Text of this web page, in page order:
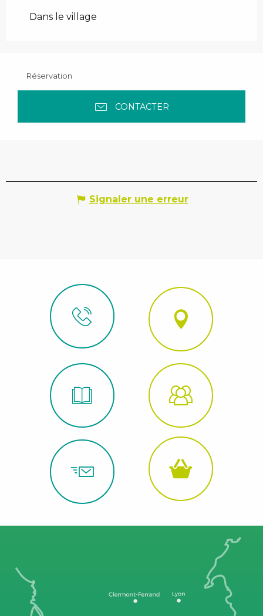
Dans le village
Réservation
CONTACTER
Signaler une erreur